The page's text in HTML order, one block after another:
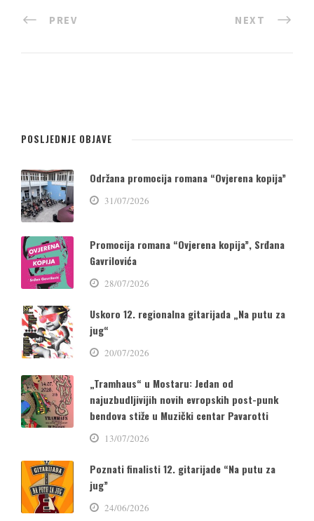
PREV NEXT
POSLJEDNJE OBJAVE
Održana promocija romana “Ovjerena kopija”
31/07/2026
Promocija romana “Ovjerena kopija”, Srđana
Gavrilovića
28/07/2026
Uskoro 12. regionalna gitarijada „Na putu za
jug“
20/07/2026
„Tramhaus“ u Mostaru: Jedan od
najuzbudljivijih novih evropskih post-punk
bendova stiže u Muzički centar Pavarotti
13/07/2026
Poznati finalisti 12. gitarijade “Na putu za
jug”
24/06/2026